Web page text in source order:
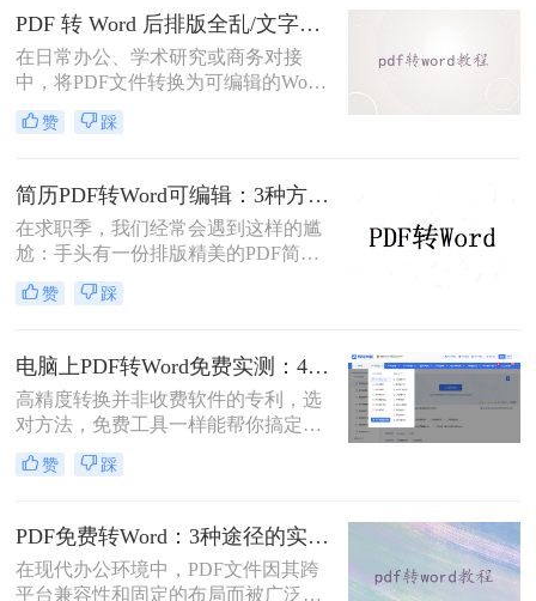
等“惨剧”。因此，很多人都在苦苦寻
找“PDF怎么转Word才能保持原格式
不变/版式不乱”的完美方案。
PDF 转 Word 后排版全乱/文字错位/串行/乱跑怎么办？3种高保真转换方法全解析
在日常办公、学术研究或商务对接
中，将PDF文件转换为可编辑的Word
文档是极高频的需求。但最令人头疼
的往往不是转换本身，而是转换后出
等“惨剧”。面对PDF 转 Word 后排版
全乱/文字错位/串行/乱跑怎么办这一
难题，很多人尝试了各种免费工具却
依然无法解决。
赞 踩
简历PDF转Word可编辑：3种方法保留排版不乱的实测！
在求职季，我们经常会遇到这样的尴
尬：手头有一份排版精美的PDF简
历，但招聘系统只允许上传Word格
式，或者HR希望能直接在简历上修
怎么转word简历的技巧就显得至关重
要。直接复制粘贴不仅会打乱排版，
还可能丢失关键信息。
赞 踩
电脑上PDF转Word免费实测：4个方案的转换效果和注意事项！
高精度转换并非收费软件的专利，选
对方法，免费工具一样能帮你搞定复
杂排版。“免费的工具转换效果肯定
很差吧？”这是我作为办公软件测评
处理pdf转word时，往往陷入“收费软
件太贵，免费工具怕坑”的两难境
地。那么电脑上怎么把pdf转成word免
赞 踩
PDF免费转Word：3种途径的实际费用、限制和效果对比！
在现代办公环境中，PDF文件因其跨
平台兼容性和固定的布局而被广泛使